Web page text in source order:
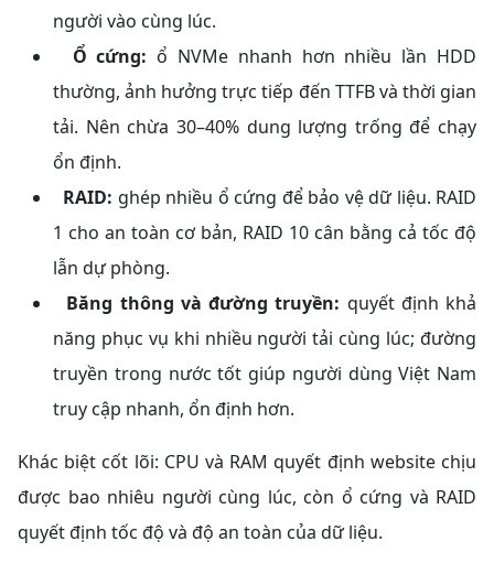
người vào cùng lúc.
Ổ cứng: ổ NVMe nhanh hơn nhiều lần HDD
thường, ảnh hưởng trực tiếp đến TTFB và thời gian
tải. Nên chừa 30–40% dung lượng trống để chạy
ổn định.
RAID: ghép nhiều ổ cứng để bảo vệ dữ liệu. RAID
1 cho an toàn cơ bản, RAID 10 cân bằng cả tốc độ
lẫn dự phòng.
Băng thông và đường truyền: quyết định khả
năng phục vụ khi nhiều người tải cùng lúc; đường
truyền trong nước tốt giúp người dùng Việt Nam
truy cập nhanh, ổn định hơn.
Khác biệt cốt lõi: CPU và RAM quyết định website chịu
được bao nhiêu người cùng lúc, còn ổ cứng và RAID
quyết định tốc độ và độ an toàn của dữ liệu.